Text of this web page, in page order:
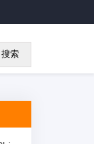
搜索